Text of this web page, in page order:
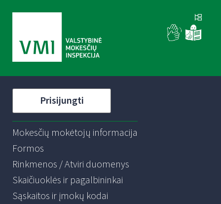
Prisijungti
Mokesčių mokėtojų informacija
Formos
Rinkmenos / Atviri duomenys
Skaičiuoklės ir pagalbininkai
Sąskaitos ir įmokų kodai